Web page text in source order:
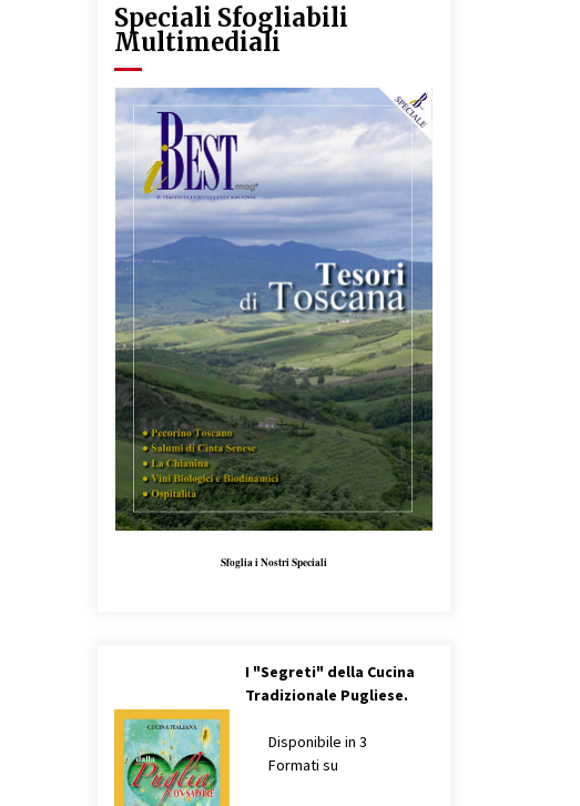
Speciali Sfogliabili
Multimediali
Sfoglia i Nostri Speciali
I "Segreti" della Cucina
Tradizionale Pugliese.
Disponibile in 3
Formati su